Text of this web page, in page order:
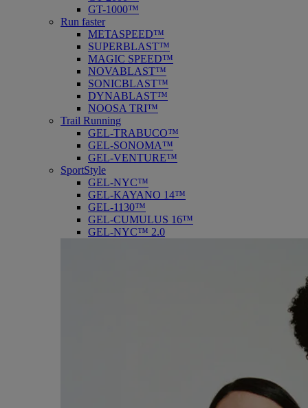
GT-1000™
Run faster
METASPEED™
SUPERBLAST™
MAGIC SPEED™
NOVABLAST™
SONICBLAST™
DYNABLAST™
NOOSA TRI™
Trail Running
GEL-TRABUCO™
GEL-SONOMA™
GEL-VENTURE™
SportStyle
GEL-NYC™
GEL-KAYANO 14™
GEL-1130™
GEL-CUMULUS 16™
GEL-NYC™ 2.0